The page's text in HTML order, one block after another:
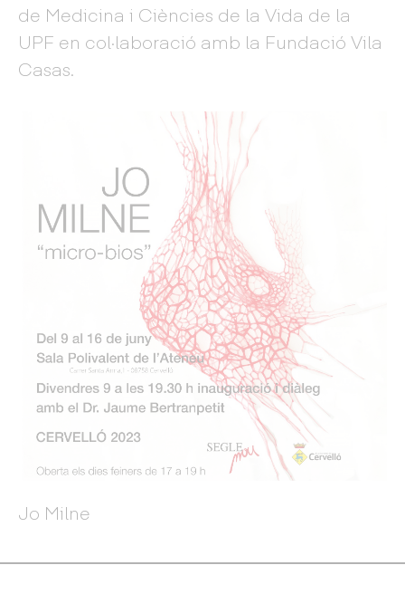
de Medicina i Ciències de la Vida de la
UPF en col·laboració amb la Fundació Vila
Casas.
Jo Milne